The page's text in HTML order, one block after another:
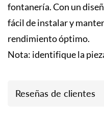
fontanería. Con un
fácil de instalar y
rendimiento óptimo.
Nota: identifique la
Reseñas de clientes